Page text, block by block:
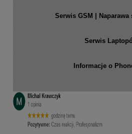
Serwis GSM | Naparawa
Serwis
Informacje o